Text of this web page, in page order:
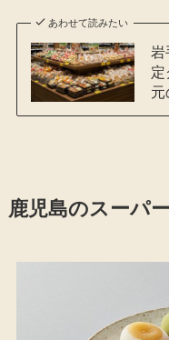
あわせて読みたい
岩
定
元
鹿児島のスーパ